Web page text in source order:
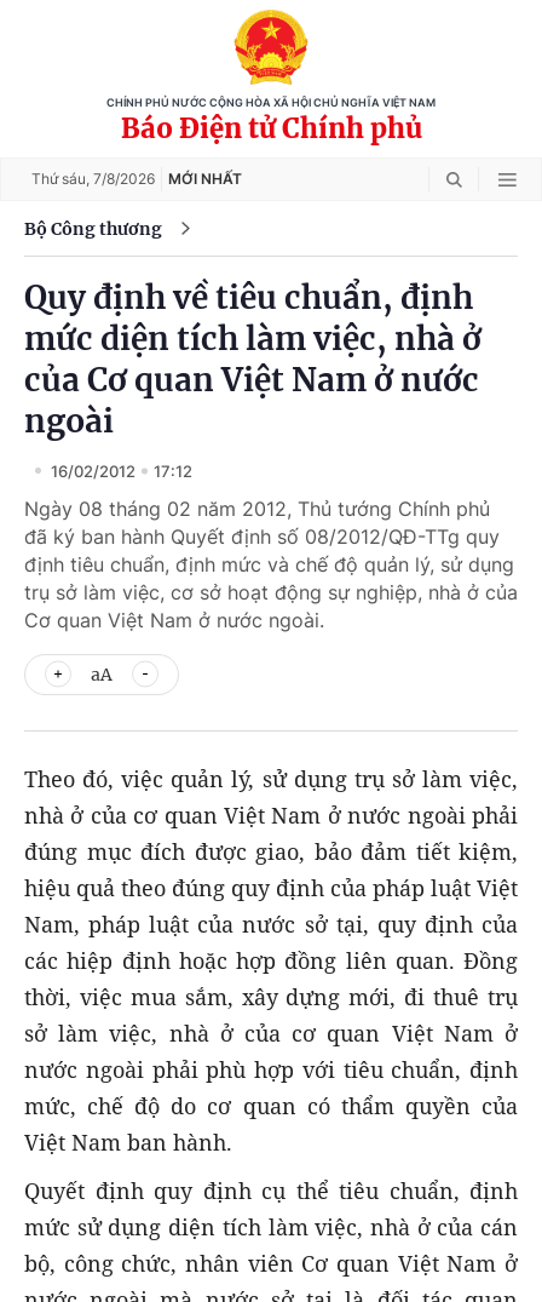
CHÍNH PHỦ NƯỚC CỘNG HÒA XÃ HỘI CHỦ NGHĨA VIỆT NAM
Báo Điện tử Chính phủ
Thứ sáu, 7/8/2026 MỚI NHẤT
Bộ Công thương
Quy định về tiêu chuẩn, định
mức diện tích làm việc, nhà ở
của Cơ quan Việt Nam ở nước
ngoài
16/02/2012 17:12
Ngày 08 tháng 02 năm 2012, Thủ tướng Chính phủ
đã ký ban hành Quyết định số 08/2012/QĐ-TTg quy
định tiêu chuẩn, định mức và chế độ quản lý, sử dụng
trụ sở làm việc, cơ sở hoạt động sự nghiệp, nhà ở của
Cơ quan Việt Nam ở nước ngoài.
aA
Theo đó, việc quản lý, sử dụng trụ sở làm việc,
nhà ở của cơ quan Việt Nam ở nước ngoài phải
đúng mục đích được giao, bảo đảm tiết kiệm,
hiệu quả theo đúng quy định của pháp luật Việt
Nam, pháp luật của nước sở tại, quy định của
các hiệp định hoặc hợp đồng liên quan. Đồng
thời, việc mua sắm, xây dựng mới, đi thuê trụ
sở làm việc, nhà ở của cơ quan Việt Nam ở
nước ngoài phải phù hợp với tiêu chuẩn, định
mức, chế độ do cơ quan có thẩm quyền của
Việt Nam ban hành.
Quyết định quy định cụ thể tiêu chuẩn, định
mức sử dụng diện tích làm việc, nhà ở của cán
bộ, công chức, nhân viên Cơ quan Việt Nam ở